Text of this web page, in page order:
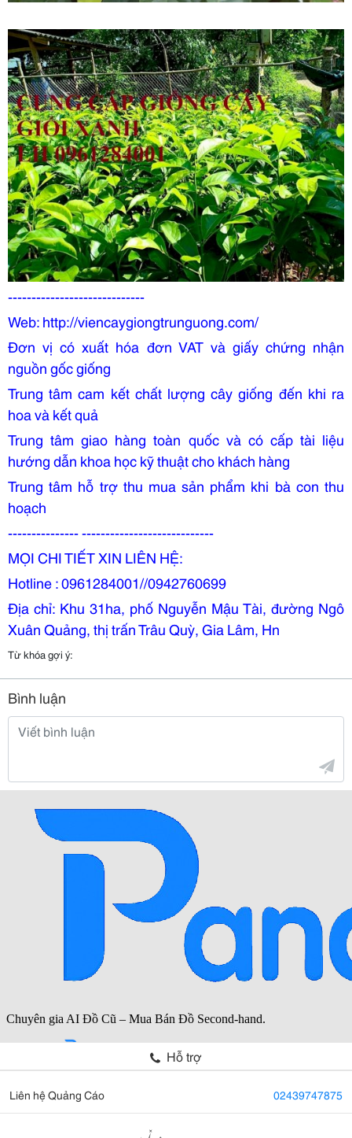
-----------------------------
Web: http://viencaygiongtrunguong.com/
Đơn vị có xuất hóa đơn VAT và giấy chứng nhận
nguồn gốc giống
Trung tâm cam kết chất lượng cây giống đến khi ra
hoa và kết quả
Trung tâm giao hàng toàn quốc và có cấp tài liệu
hướng dẫn khoa học kỹ thuật cho khách hàng
Trung tâm hỗ trợ thu mua sản phẩm khi bà con thu
hoạch
--------------- ----------------------------
MỌI CHI TIẾT XIN LIÊN HỆ:
Hotline : 0961284001//0942760699
Địa chỉ: Khu 31ha, phố Nguyễn Mậu Tài, đường Ngô
Xuân Quảng, thị trấn Trâu Quỳ, Gia Lâm, Hn
Từ khóa gợi ý:
Bình luận
Hỗ trợ
Liên hệ Quảng Cáo 02439747875